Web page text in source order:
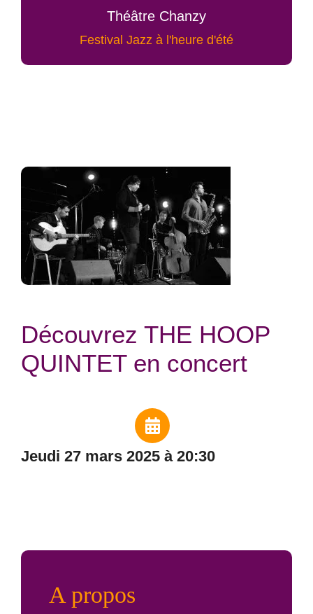
Théâtre Chanzy
Festival Jazz à l'heure d'été
Découvrez THE HOOP
QUINTET en concert
jeudi 27 mars 2025 à 20:30
A propos